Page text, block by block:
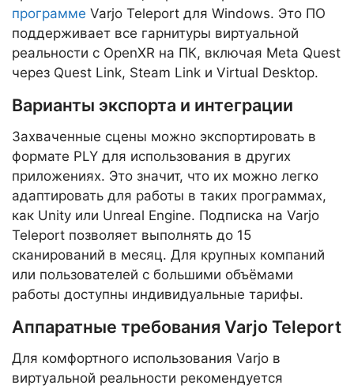
программе Varjo Teleport для Windows. Это ПО
поддерживает все гарнитуры виртуальной
реальности с OpenXR на ПК, включая Meta Quest
через Quest Link, Steam Link и Virtual Desktop.
Варианты экспорта и интеграции
Захваченные сцены можно экспортировать в
формате PLY для использования в других
приложениях. Это значит, что их можно легко
адаптировать для работы в таких программах,
как Unity или Unreal Engine. Подписка на Varjo
Teleport позволяет выполнять до 15
сканирований в месяц. Для крупных компаний
или пользователей с большими объёмами
работы доступны индивидуальные тарифы.
Аппаратные требования Varjo Teleport
Для комфортного использования Varjo в
виртуальной реальности рекомендуется